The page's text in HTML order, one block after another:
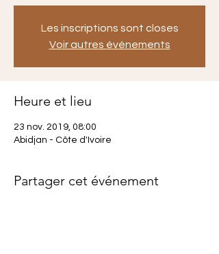
Les inscriptions sont closes
Voir autres événements
Heure et lieu
23 nov. 2019, 08:00
Abidjan - Côte d'Ivoire
Partager cet événement